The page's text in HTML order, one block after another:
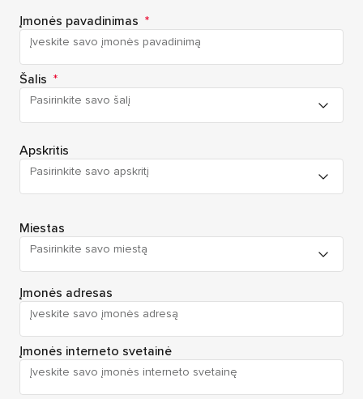
Įmonės pavadinimas *
Šalis *
Pasirinkite savo šalį
Apskritis
Pasirinkite savo apskritį
Miestas
Pasirinkite savo miestą
Įmonės adresas
Įmonės interneto svetainė